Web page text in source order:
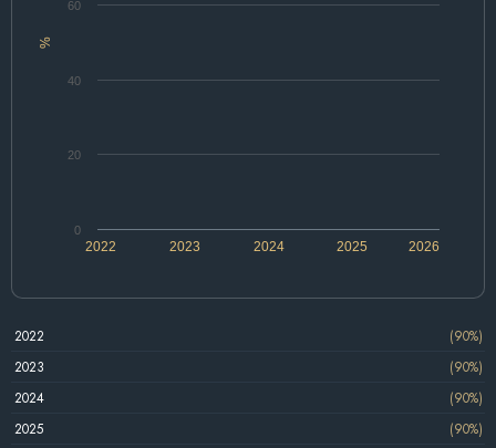
%
2022 2024 2026
2023 2025
0
20
40
60
2022
(90%)
2023
(90%)
2024
(90%)
2025
(90%)